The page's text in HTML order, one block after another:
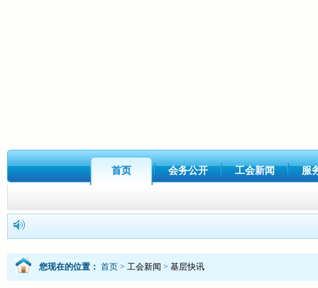
首页 会务公开 工会新闻 服
您现在的位置： 首页 > 工会新闻 > 基层快讯